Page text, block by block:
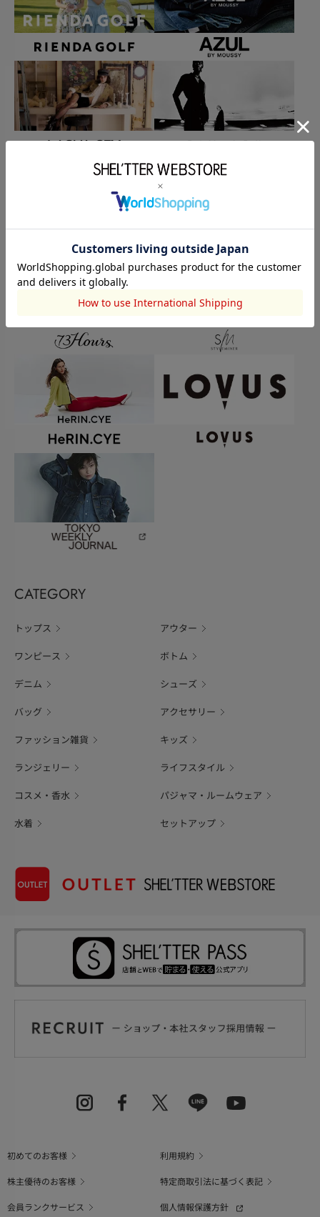
CATEGORY
トップス アウター
ワンピース ボトム
デニム シューズ
バッグ アクセサリー
ファッション雑貨 キッズ
ランジェリー ライフスタイル
コスメ・香水 パジャマ・ルームウェア
水着 セットアップ
初めてのお客様
利用規約
株主優待のお客様
特定商取引法に基づく表記
会員ランクサービス
個人情報保護方針